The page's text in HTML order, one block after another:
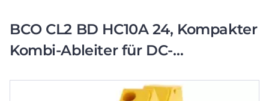
BCO CL2 BD HC10A 24, Kompakter
Kombi-Ableiter für DC-
BLITZDUCTORconnect mit